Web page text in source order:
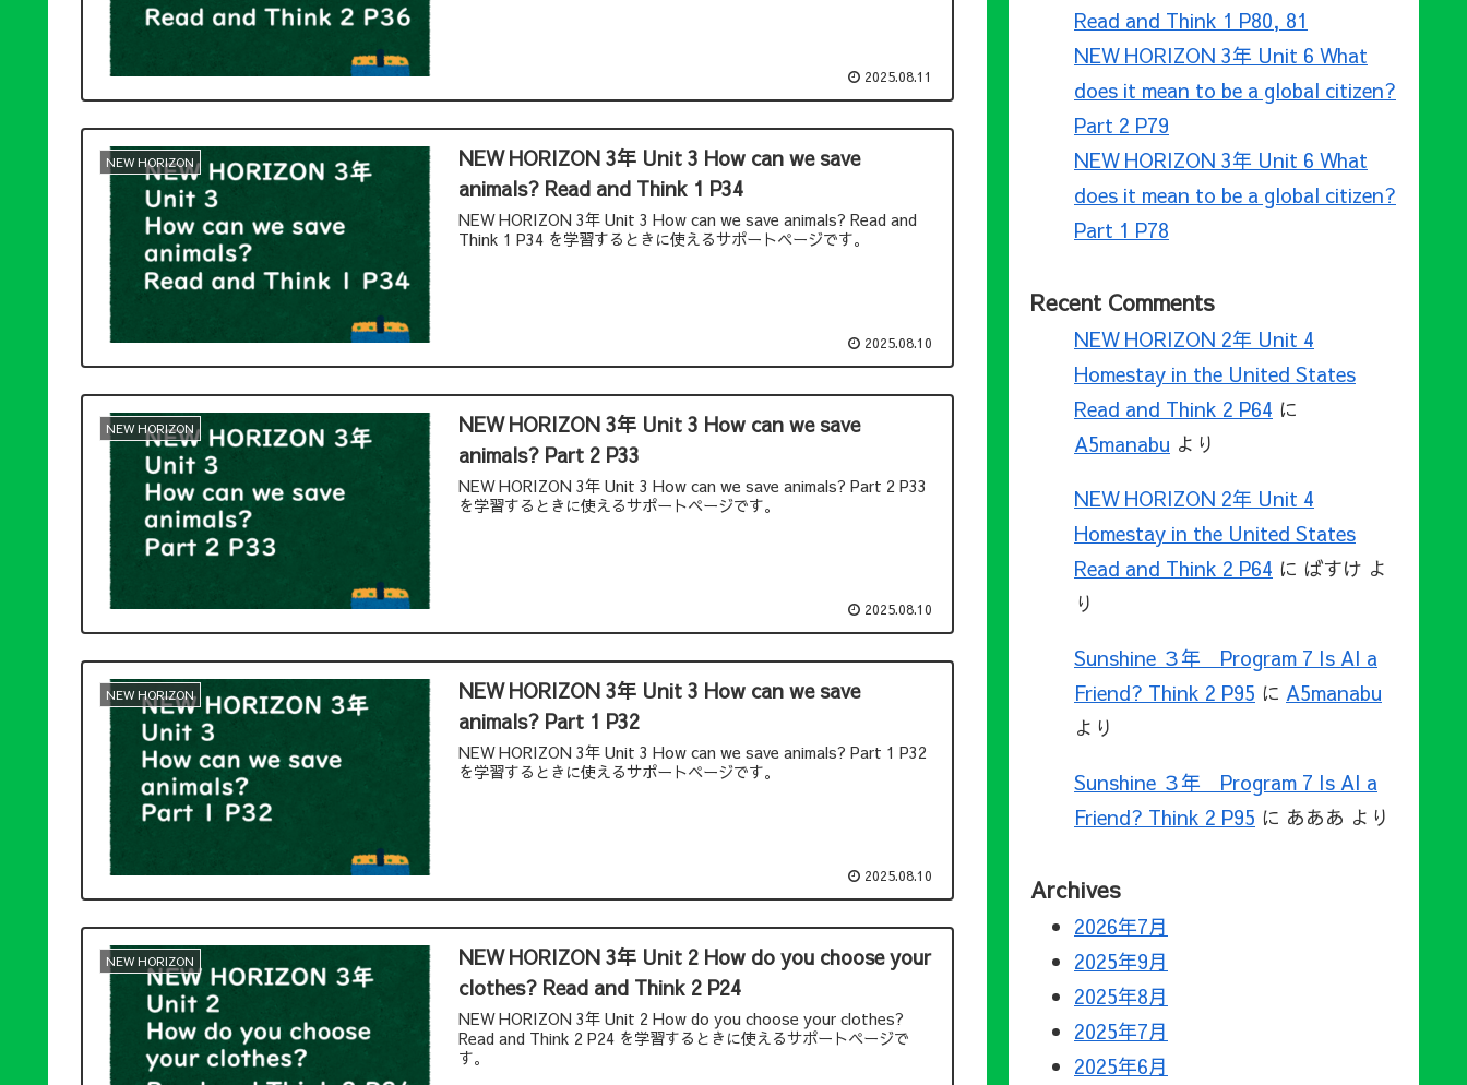
2025.08.11
NEW HORIZON
NEW HORIZON 3年 Unit 3 How can we save
animals? Read and Think 1 P34
NEW HORIZON 3年 Unit 3 How can we save animals? Read and
Think 1 P34 を学習するときに使えるサポートページです。
2025.08.10
NEW HORIZON
NEW HORIZON 3年 Unit 3 How can we save
animals? Part 2 P33
NEW HORIZON 3年 Unit 3 How can we save animals? Part 2 P33
を学習するときに使えるサポートページです。
2025.08.10
NEW HORIZON
NEW HORIZON 3年 Unit 3 How can we save
animals? Part 1 P32
NEW HORIZON 3年 Unit 3 How can we save animals? Part 1 P32
を学習するときに使えるサポートページです。
2025.08.10
NEW HORIZON
NEW HORIZON 3年 Unit 2 How do you choose your
clothes? Read and Think 2 P24
NEW HORIZON 3年 Unit 2 How do you choose your clothes?
Read and Think 2 P24 を学習するときに使えるサポートページで
す。
Read and Think 1 P80, 81
NEW HORIZON 3年 Unit 6 What
does it mean to be a global citizen?
Part 2 P79
NEW HORIZON 3年 Unit 6 What
does it mean to be a global citizen?
Part 1 P78
Recent Comments
NEW HORIZON 2年 Unit 4
Homestay in the United States
Read and Think 2 P64 に
A5manabu より
NEW HORIZON 2年 Unit 4
Homestay in the United States
Read and Think 2 P64 に ばすけ よ
り
Sunshine ３年 Program 7 Is AI a
Friend? Think 2 P95 に A5manabu
より
Sunshine ３年 Program 7 Is AI a
Friend? Think 2 P95 に あああ より
Archives
2026年7月
2025年9月
2025年8月
2025年7月
2025年6月